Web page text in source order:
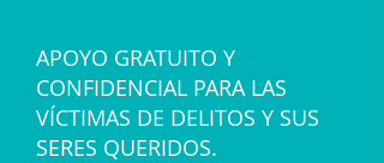
APOYO GRATUITO Y
CONFIDENCIAL PARA LAS
VÍCTIMAS DE DELITOS Y SUS
SERES QUERIDOS.